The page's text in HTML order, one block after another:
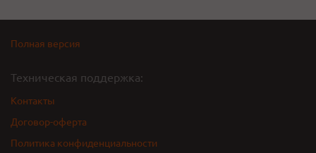
Полная версия
Техническая поддержка:
Контакты
Договор-оферта
Политика конфиденциальности